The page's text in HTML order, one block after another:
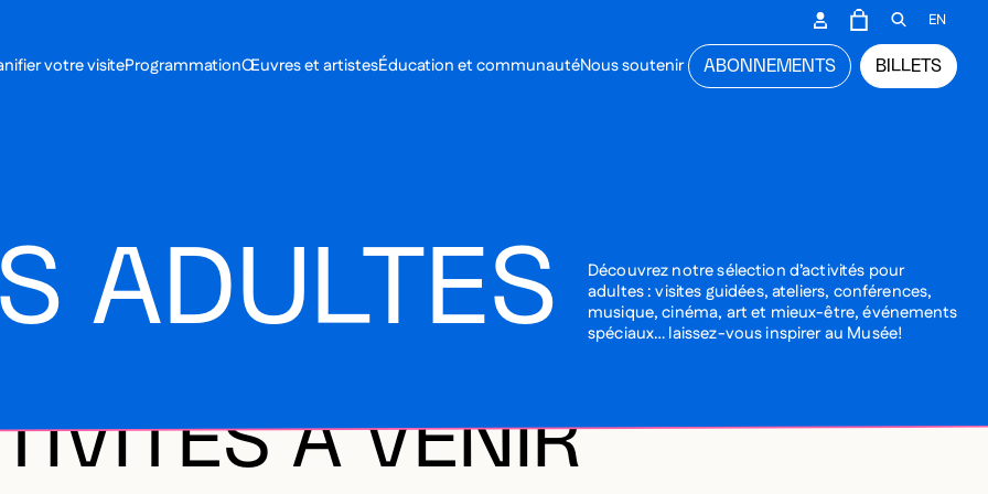
MENU PRINCIPAL
votre visiteProgrammationŒuvres et artistesÉducation et communautéNous soutenir BILLETS
ABONNEMENTS
SECONDAIRE
PANIEROUVRIR
EN
ADULTES
Découvrez notre sélection d’activités pour
adultes : visites guidées, ateliers, conférences,
musique, cinéma, art et mieux-être, événements
spéciaux… laissez-vous inspirer au Musée!
À VENIR